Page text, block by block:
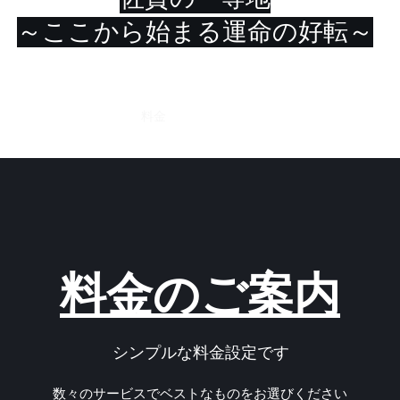
～ここから始まる運命の好転～
料金のご案内
​シンプルな料金設定です
数々のサービスでベストなものをお選びください